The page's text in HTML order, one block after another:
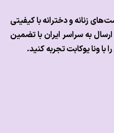
و دخترانه با کیفیتی
سراسر ایران با تضمین
تجربه کنید.